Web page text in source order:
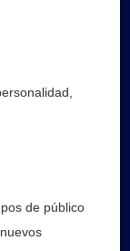
de público